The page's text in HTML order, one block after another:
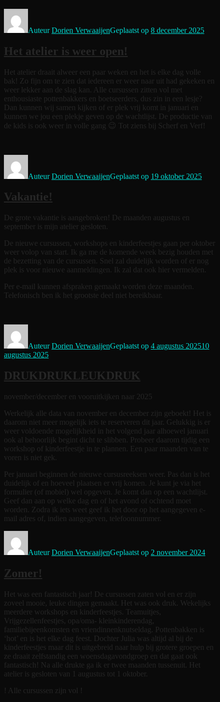
AuteurDorien VerwaaijenGeplaatst op 8 december 2025
Het atelier is weer open!
Het atelier draait alweer een paar weken en het is elke dag volle
bak! Zo fijn om te zien dat iedereen er weer naar uit had gekeken en
weer lekker aan de slag kan. Alle cursussen zitten vol met
enthousiaste pottenbakkers en boetseerders, dus zin in een lesje?
Dan kunnen wij samen kijken of er plek vrij komt in januari en
kunnen we jou een plekje geven op de wachtlijst. De productie van
de kids is ook weer in volle gang 😉 Tot ziens bij Scherf en Verf!
AuteurDorien VerwaaijenGeplaatst op 19 oktober 2025
Vakantie!
De grote vakantie is aangebroken! De maanden augustus en
september is mijn atelier gesloten.
De nieuwe cursussen, workshops en kinderfeestjes gaan per oktober
weer volop van start. Ik ga me de komende week bezig houden met
de bezetting van de cursussen. Snel zal duidelijk worden of er nog
plek is voor nieuwe aanmeldingen. Ik zal dat ook hier vermelden.
Per e-mail kunnen afspraken gemaakt worden deze maanden.
Telefonisch ben ik het grootste deel niet bereikbaar.
AuteurDorien VerwaaijenGeplaatst op 4 augustus 202510
augustus 2025
DRUKDRUKLEUKDRUK
november/december en vooruitkijken naar 2025
Werkelijk alle data van november en december zijn geboekt! Het is
daarom niet meer mogelijk iets te reserveren dit jaar. Gelukkig is er
weer voldoende mogelijkheid in het volgend jaar alhoewel januari
ook al behoorlijk begint dicht te slibben. Probeer daarom tijdig een
workshop of kinderfeestje in te plannen. Een paar maanden van te
voren is niet gek.
Per januari beginnen de nieuwe cursusreeksen weer. Pas dan is het
duidelijk of en hoeveel plaatsen er vrij komen. Je kunt je via het
formulier (of mobiel) wel opgeven. Je komt dan op een wachtlijst.
Geef dan aan op welke dag en of het avond of ochtend moet
worden. Zodra ik iets weet geef ik het door op het aangegeven e-
mail adres of, indien aangegeven, telefoonnummer.
AuteurDorien VerwaaijenGeplaatst op 2 november 2024
Zomer!
Het was een fantastisch jaar! De cursussen zaten vol en er zijn
zoveel mooie, leuke dingen gemaakt. Het was ook druk. Wekelijks
meerdere workshops en kinderfeestjes. Teamuitjes,
Vrijgezellenfeestjes, opa/oma- kleinkinderendag,
familiebijeenkomsten en vriendinnenknutseldag. Pottenbakken is
‘hot’ en is het elke dag feest. Dochter Julia was altijd al bij de
kinderfeestjes maar dit is uitgebreid naar hulp bij grotere groepen en
ze draait zelfstandig een woensdagavondgroep en dat gaat ook
fantastisch! Na alle drukte ga ik er twee maanden tussenuit. Het
atelier is gesloten van 1 augustus tot 1 oktober.
! Alle cursussen zijn vol !